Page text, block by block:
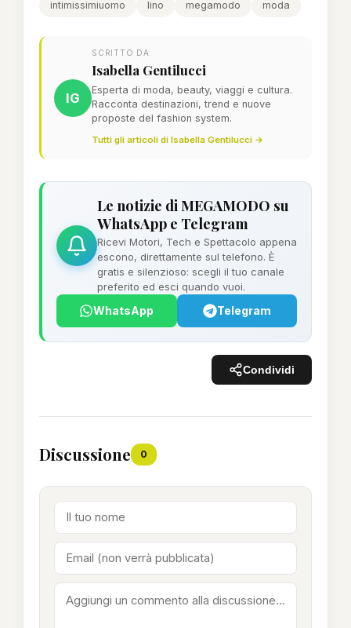
intimissimiuomo lino megamodo moda
IG
SCRITTO DA
Isabella Gentilucci
Esperta di moda, beauty, viaggi e cultura.
Racconta destinazioni, trend e nuove
proposte del fashion system.
Tutti gli articoli di Isabella Gentilucci →
Le notizie di MEGAMODO su
WhatsApp e Telegram
Ricevi Motori, Tech e Spettacolo appena
escono, direttamente sul telefono. È
gratis e silenzioso: scegli il tuo canale
preferito ed esci quando vuoi.
WhatsApp Telegram
Condividi
Discussione 0